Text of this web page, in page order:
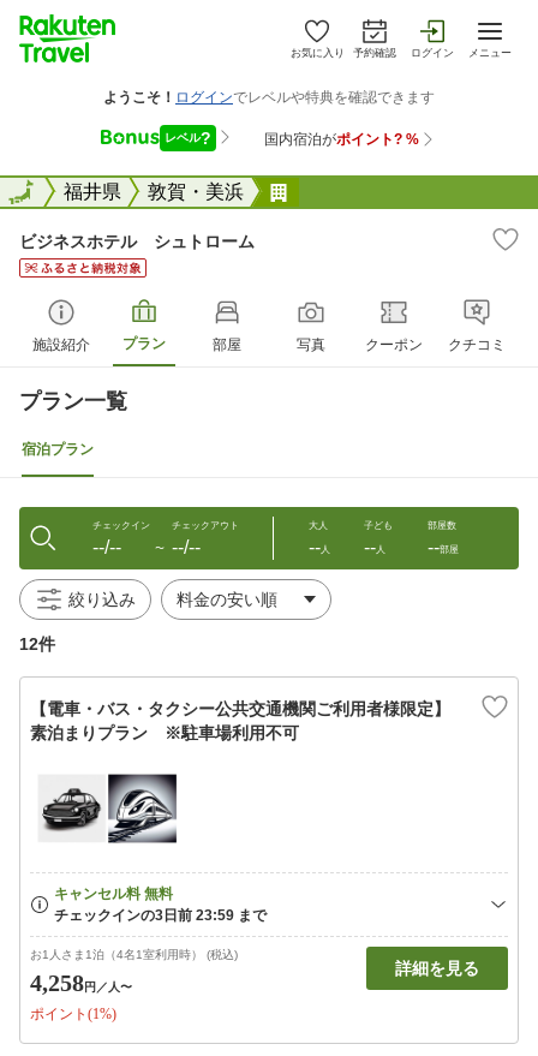
お気に入り 予約確認 ログイン メニュー
全国福井県 敦賀・美浜
全国
ビジネスホテル シュトローム
施設紹介 プラン 部屋 写真 クーポン クチコミ
プラン一覧
宿泊プラン
チェックイン
--/-- 〜
チェックアウト
--/--
大人
--人
子ども
--人
部屋数
--部屋
絞り込み
12件
【電車・バス・タクシー公共交通機関ご利用者様限定】
素泊まりプラン ※駐車場利用不可
お1人さま1泊（4名1室利用時） (税込)
4,258円 ／人〜
ポイント(1%)
詳細を見る